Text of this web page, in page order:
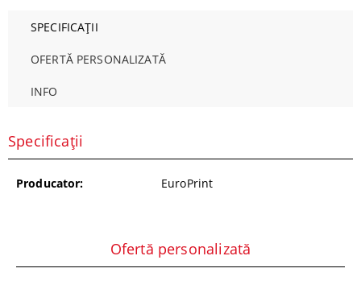
SPECIFICAȚII
OFERTĂ PERSONALIZATĂ
INFO
Specificații
Producator: EuroPrint
Ofertă personalizată